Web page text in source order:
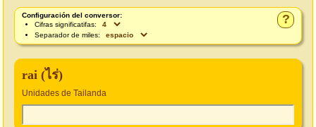
?
Configuración del conversor:
Cifras significatifas:
Separador de miles:
rai (ไร่)
Unidades de Tailanda